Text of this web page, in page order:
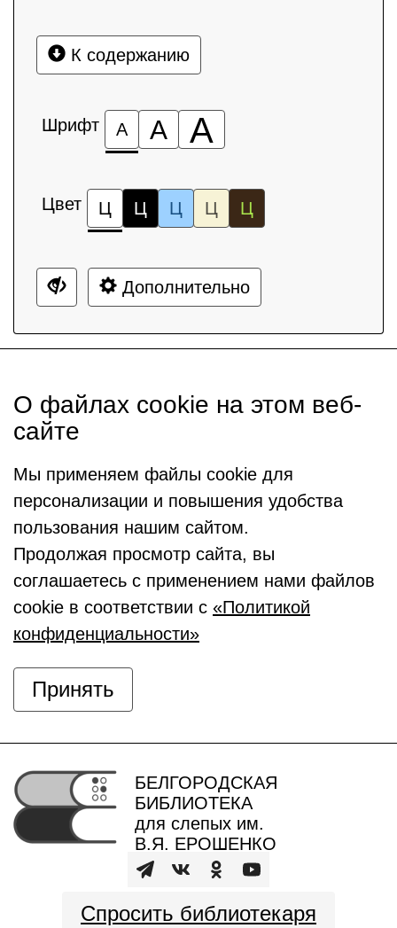
К содержанию
Шрифт А А А
Цвет Ц Ц Ц Ц Ц
Дополнительно
О файлах cookie на этом веб-
сайте
Мы применяем файлы cookie для
персонализации и повышения удобства
пользования нашим сайтом.
Продолжая просмотр сайта, вы
соглашаетесь с применением нами файлов
cookie в соответствии с «Политикой
конфиденциальности»
Принять
БЕЛГОРОДСКАЯ
БИБЛИОТЕКА
для слепых им.
В.Я. ЕРОШЕНКО
Спросить библиотекаря